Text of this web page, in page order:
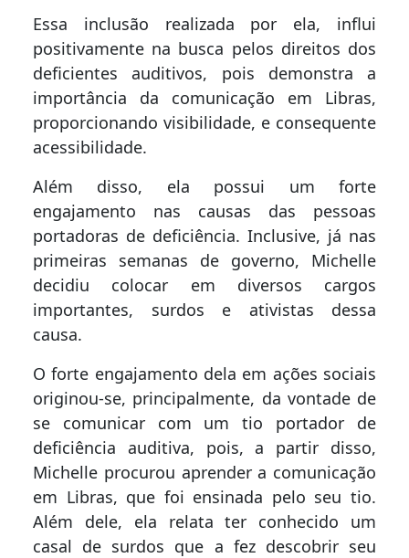
Essa inclusão realizada por ela, influi
positivamente na busca pelos direitos dos
deficientes auditivos, pois demonstra a
importância da comunicação em Libras,
proporcionando visibilidade, e consequente
acessibilidade.
Além disso, ela possui um forte
engajamento nas causas das pessoas
portadoras de deficiência. Inclusive, já nas
primeiras semanas de governo, Michelle
decidiu colocar em diversos cargos
importantes, surdos e ativistas dessa
causa.
O forte engajamento dela em ações sociais
originou-se, principalmente, da vontade de
se comunicar com um tio portador de
deficiência auditiva, pois, a partir disso,
Michelle procurou aprender a comunicação
em Libras, que foi ensinada pelo seu tio.
Além dele, ela relata ter conhecido um
casal de surdos que a fez descobrir seu